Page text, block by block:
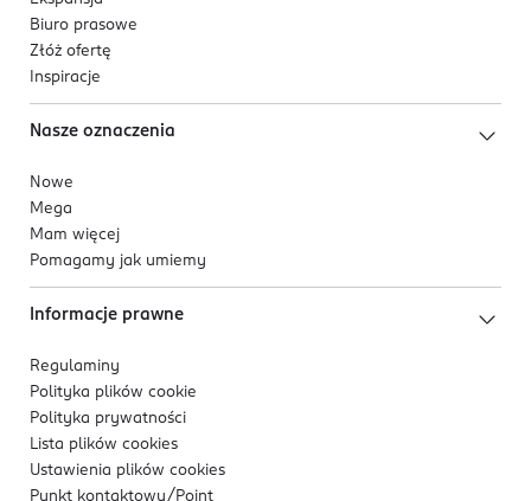
Biuro prasowe
Złóż ofertę
Inspiracje
Nasze oznaczenia
Nowe
Mega
Mam więcej
Pomagamy jak umiemy
Informacje prawne
Regulaminy
Polityka plików cookie
Polityka prywatności
Lista plików cookies
Ustawienia plików cookies
Punkt kontaktowy/ Point